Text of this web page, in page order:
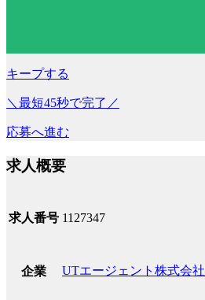
キープする
＼最短45秒で完了／
応募へ進む
求人概要
求人番号 1127347
企業 UTエージェント株式会社